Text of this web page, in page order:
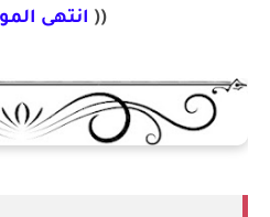
(( انتهى